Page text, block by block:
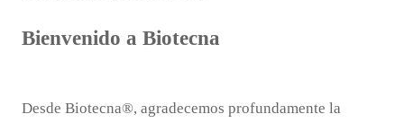
Bienvenido a Biotecna
Desde Biotecna®, agradecemos profundamente la